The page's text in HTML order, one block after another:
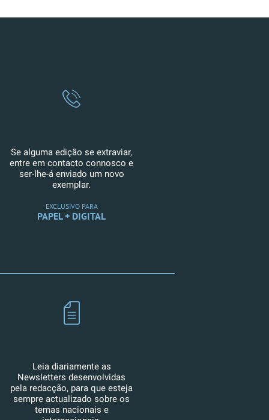
Se alguma edição se extraviar,
entre em contacto connosco e
ser-lhe-á enviado um novo
exemplar.
EXCLUSIVO PARA
PAPEL + DIGITAL
Leia diariamente as
Newsletters desenvolvidas
pela redacção, para que esteja
sempre actualizado sobre os
temas nacionais e